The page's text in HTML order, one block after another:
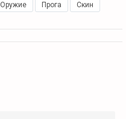
Оружие Прога Скин